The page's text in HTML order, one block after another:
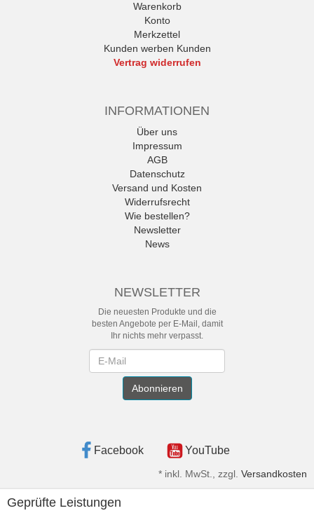
Warenkorb
Konto
Merkzettel
Kunden werben Kunden
Vertrag widerrufen
INFORMATIONEN
Über uns
Impressum
AGB
Datenschutz
Versand und Kosten
Widerrufsrecht
Wie bestellen?
Newsletter
News
NEWSLETTER
Die neuesten Produkte und die
besten Angebote per E-Mail, damit
Ihr nichts mehr verpasst.
Abonnieren
Facebook YouTube
* inkl. MwSt., zzgl. Versandkosten
Geprüfte Leistungen